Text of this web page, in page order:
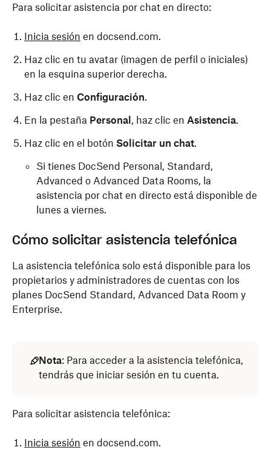
Para solicitar asistencia por chat en directo:
Inicia sesión en docsend.com.
Haz clic en tu avatar (imagen de perfil o iniciales)
en la esquina superior derecha.
Haz clic en Configuración.
En la pestaña Personal , haz clic en Asistencia.
Haz clic en el botón Solicitar un chat.
Si tienes DocSend Personal, Standard,
Advanced o Advanced Data Rooms, la
asistencia por chat en directo está disponible de
lunes a viernes.
Cómo solicitar asistencia telefónica
La asistencia telefónica solo está disponible para los
propietarios y administradores de cuentas con los
planes DocSend Standard, Advanced Data Room y
Enterprise.
Nota: Para acceder a la asistencia telefónica,
tendrás que iniciar sesión en tu cuenta.
Para solicitar asistencia telefónica:
Inicia sesión en docsend.com.